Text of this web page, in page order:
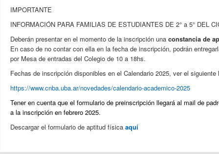
IMPORTANTE
INFORMACIÓN PARA FAMILIAS DE ESTUDIANTES DE 2° a 5° DEL
Deberán presentar en el momento de la inscripción una constancia de
En caso de no contar con ella en la fecha de inscripción, podrán
por Mesa de entradas del Colegio de 10 a 18hs.
Fechas de inscripción disponibles en el Calendario 2025, ver el siguiente
https://www.cnba.uba.ar/novedades/calendario-academico-2025
Tener en cuenta que el formulario de preinscripción llegará al mail de
a la inscripción en febrero 2025.
Descargar el formulario de aptitud física aquí